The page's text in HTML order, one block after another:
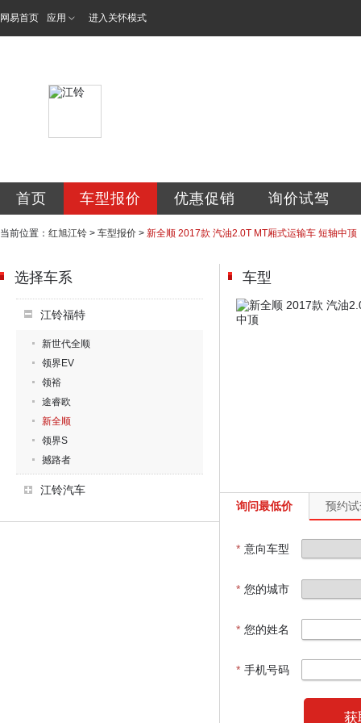
网易首页 应用 进入关怀模式
首页 车型报价 优惠促销 询价试驾
当前位置： 红旭江铃 > 车型报价 > 新全顺 2017款 汽油2.0T MT厢式运输车 短轴中顶
选择车系
江铃福特
新世代全顺
领界EV
领裕
途睿欧
新全顺
领界S
撼路者
江铃汽车
车型
询问最低价 预约
* 意向车型
* 您的城市
* 您的姓名
* 手机号码
获